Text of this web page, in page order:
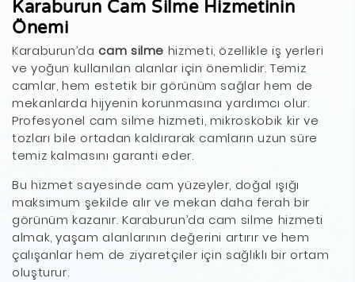
Karaburun Cam Silme Hizmetinin
Önemi
Karaburun’da cam silme hizmeti, özellikle iş yerleri
ve yoğun kullanılan alanlar için önemlidir. Temiz
camlar, hem estetik bir görünüm sağlar hem de
mekanlarda hijyenin korunmasına yardımcı olur.
Profesyonel cam silme hizmeti, mikroskobik kir ve
tozları bile ortadan kaldırarak camların uzun süre
temiz kalmasını garanti eder.
Bu hizmet sayesinde cam yüzeyler, doğal ışığı
maksimum şekilde alır ve mekan daha ferah bir
görünüm kazanır. Karaburun’da cam silme hizmeti
almak, yaşam alanlarının değerini artırır ve hem
çalışanlar hem de ziyaretçiler için sağlıklı bir ortam
oluşturur.